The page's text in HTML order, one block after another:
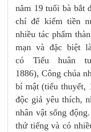
năm 19 tuổi bà bắt
chí để kiếm tiền
nhiều tác phẩm
mạn và đặc biệt
có Tiểu huân
1886), Công chúa
bí mật (tiểu thuyết,
độc giả yêu thích,
nhân vật sống
thứ tiếng và có